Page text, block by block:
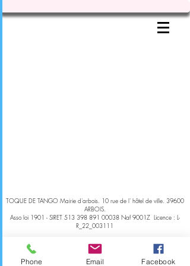
TOQUE DE TANGO Mairie d'arbois. 10 rue de l' hôtel de ville. 39600
ARBOIS.
Asso loi 1901 - SIRET 513 398 891 00038Naf 9001Z Licence : L-
R_22_003111
Phone Email Facebook